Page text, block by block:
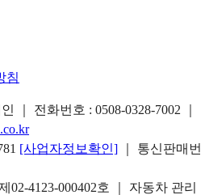
침
｜ 전화번호 : 0508-0328-7002
[사업자정보확인]
｜ 통신판매번
4123-000402호 ｜ 자동차 관리